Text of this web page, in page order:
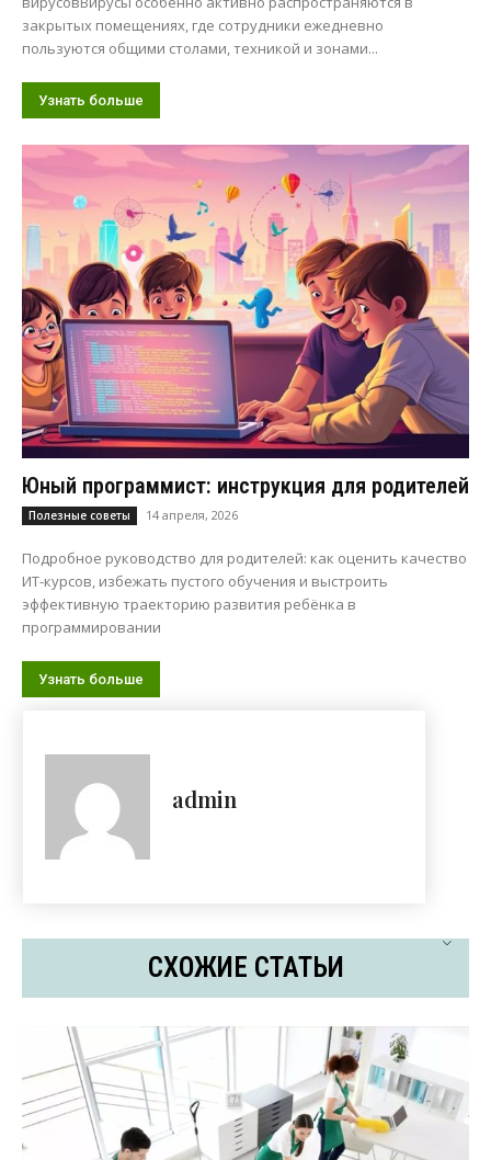
закрытых помещениях, где сотрудники ежедневно
пользуются общими столами, техникой и зонами...
Узнать больше
Юный программист: инструкция для родителей
Полезные советы 14 апреля, 2026
Подробное руководство для родителей: как оценить качество
ИТ-курсов, избежать пустого обучения и выстроить
эффективную траекторию развития ребёнка в
программировании
Узнать больше
admin
СХОЖИЕ СТАТЬИ